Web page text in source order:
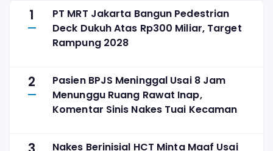
1
PT MRT Jakarta Bangun Pedestrian
Deck Dukuh Atas Rp300 Miliar, Target
Rampung 2028
2
Pasien BPJS Meninggal Usai 8 Jam
Menunggu Ruang Rawat Inap,
Komentar Sinis Nakes Tuai Kecaman
Nakes Berinisial HCT Minta Maaf Usai